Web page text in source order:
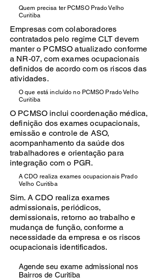
Quem precisa ter PCMSO Prado Velho
Curitiba
Empresas com colaboradores
contratados pelo regime CLT devem
manter o PCMSO atualizado conforme
a NR-07, com exames ocupacionais
definidos de acordo com os riscos das
atividades.
O que está incluído no PCMSO Prado Velho
Curitiba
O PCMSO inclui coordenação médica,
definição dos exames ocupacionais,
emissão e controle de ASO,
acompanhamento da saúde dos
trabalhadores e orientação para
integração com o PGR.
A CDO realiza exames ocupacionais Prado
Velho Curitiba
Sim. A CDO realiza exames
admissionais, periódicos,
demissionais, retorno ao trabalho e
mudança de função, conforme a
necessidade da empresa e os riscos
ocupacionais identificados.
Agende seu exame admissional nos
Bairros de Curitiba